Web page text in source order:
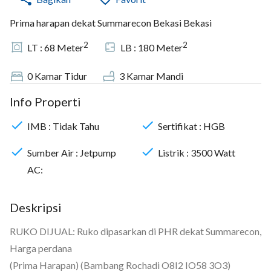
Prima harapan dekat Summarecon Bekasi Bekasi
LT : 68 Meter2 LB : 180Meter2
0Kamar Tidur 3 Kamar Mandi
Info Properti
IMB : Tidak Tahu Sertifikat : HGB
Sumber Air : Jetpump
AC:
Listrik : 3500Watt
Deskripsi
RUKO DIJUAL: Ruko dipasarkan di PHR dekat Summarecon,
Harga perdana
(Prima Harapan) (Bambang Rochadi O8I2 IO58 3O3)